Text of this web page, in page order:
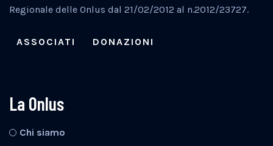
Regionale delle Onlus dal 21/02/2012 al n.2012/23727.
ASSOCIATI DONAZIONI
La Onlus
Chi siamo